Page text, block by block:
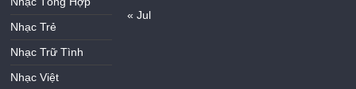
Nhạc Trẻ
Nhạc Trữ Tình
Nhạc Việt
« Jul